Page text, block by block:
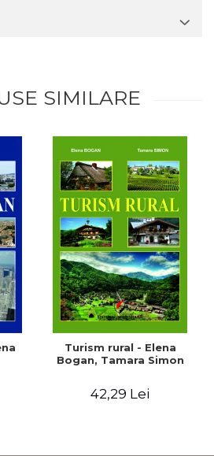
SIMILARE
Turism rural - Elena
Bogan, Tamara Simon
42,29 Lei